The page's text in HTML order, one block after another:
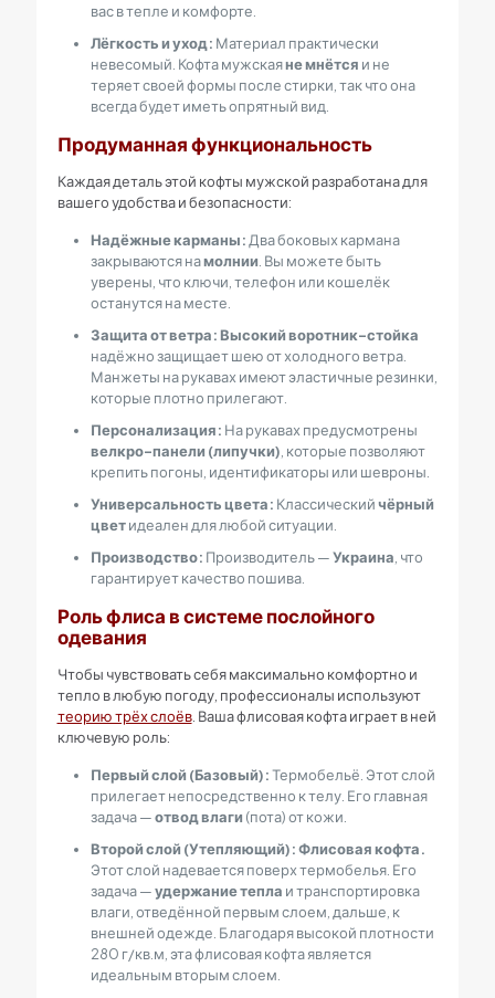
вас в тепле и комфорте.
Лёгкость и уход: Материал практически
невесомый. Кофта мужскаяне мнётся и не
теряет своей формы после стирки, так что она
всегда будет иметь опрятный вид.
Продуманная функциональность
Каждая деталь этой кофты мужской разработана для
вашего удобства и безопасности:
Надёжные карманы: Два боковых кармана
закрываются намолнии . Вы можете быть
уверены, что ключи, телефон или кошелёк
останутся на месте.
Защита от ветра:Высокий воротник-стойка
надёжно защищает шею от холодного ветра.
Манжеты на рукавах имеют эластичные резинки,
которые плотно прилегают.
Персонализация: На рукавах предусмотрены
велкро-панели (липучки) , которые позволяют
крепить погоны, идентификаторы или шевроны.
Универсальность цвета: Классическийчёрный
цветидеален для любой ситуации.
Производство: Производитель —Украина , что
гарантирует качество пошива.
Роль флиса в системе послойного
одевания
Чтобы чувствовать себя максимально комфортно и
тепло в любую погоду, профессионалы используют
теорию трёх слоёв. Ваша флисовая кофта играет в ней
ключевую роль:
Первый слой (Базовый):Термобельё. Этот слой
прилегает непосредственно к телу. Его главная
задача —отвод влаги (пота) от кожи.
Второй слой (Утепляющий):Флисовая кофта.
Этот слой надевается поверх термобелья. Его
задача —удержание тепла и транспортировка
влаги, отведённой первым слоем, дальше, к
внешней одежде. Благодаря высокой плотности
280 г/кв.м, эта флисовая кофта является
идеальным вторым слоем.